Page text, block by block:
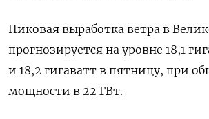
Пиковая выработка ветра в
прогнозируется на уровне 18,1
и 18,2 гигаватт в пятницу, при
мощности в 22 ГВт.